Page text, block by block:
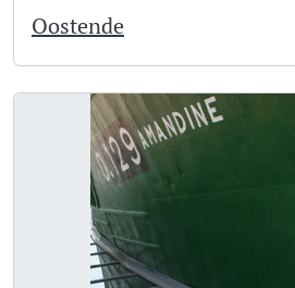
Oostende